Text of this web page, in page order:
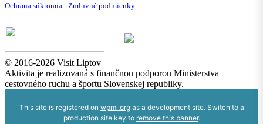
Ochrana súkromia - Zmluvné podmienky
© 2016-2026 Visit Liptov
Aktivita je realizovaná s finančnou podporou Ministerstva
cestovného ruchu a športu Slovenskej republiky.
This site is registered on wpml.orgas a development site. Switch to a
production site key to remove this banner.